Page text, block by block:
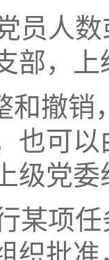
员人
部，
和撤销
也可
级党
某项